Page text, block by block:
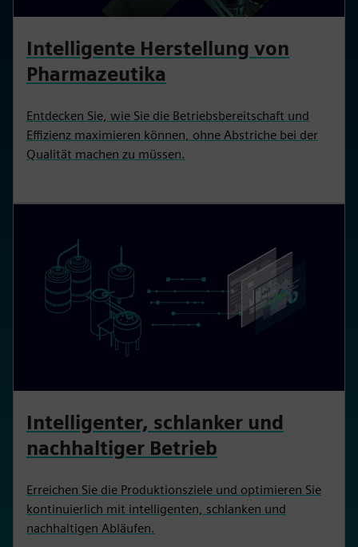
Intelligente Herstellung von
Pharmazeutika
Entdecken Sie, wie Sie die Betriebsbereitschaft und
Effizienz maximieren können, ohne Abstriche bei der
Qualität machen zu müssen.
Intelligenter, schlanker und
nachhaltiger Betrieb
Erreichen Sie die Produktionsziele und optimieren Sie
kontinuierlich mit intelligenten, schlanken und
nachhaltigen Abläufen.